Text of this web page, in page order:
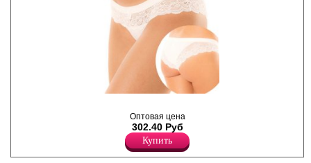
передняя и задняя часть
декорированы кружевом,
атласный бантик.
Лайкра 20%
Полиамид 80%
Оптовая цена
302.40 Руб
Купить